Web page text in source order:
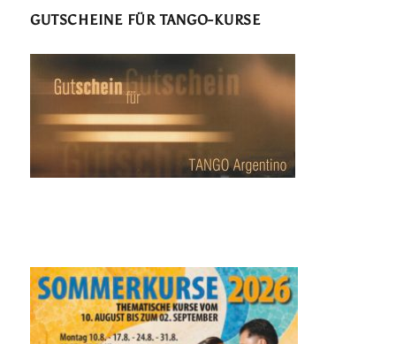
GUTSCHEINE FÜR TANGO-KURSE